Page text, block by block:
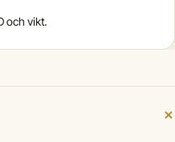
och vikt.